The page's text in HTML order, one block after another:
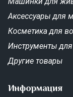
Аксессуары для
Косметика для
Инструменты
Другие товары
Информация